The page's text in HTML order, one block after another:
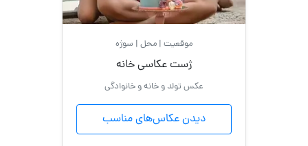
موقعیت | محل | سوژه
ژست عکاسی خانه
عکس تولد و خانه و خانوادگی
دیدن عکاس‌های مناسب